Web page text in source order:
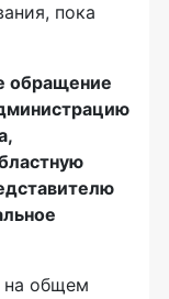
пока
обращение
на общем